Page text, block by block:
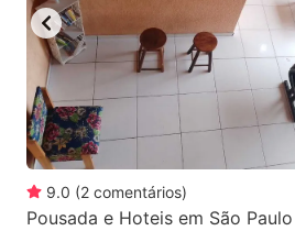
9.0 (2 comentários)
Pousada e Hoteis em São Paulo